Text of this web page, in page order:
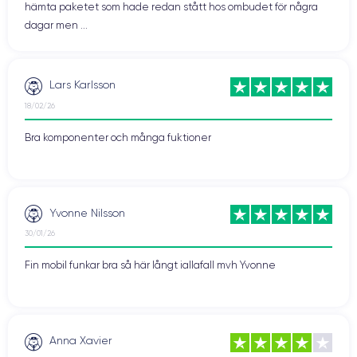
hämta paketet som hade redan stått hos ombudet för några
dagar men ...
Lars Karlsson
18/02/26
Bra komponenter och många fuktioner
Yvonne Nilsson
30/01/26
Fin mobil funkar bra så här långt iallafall mvh Yvonne
Anna Xavier